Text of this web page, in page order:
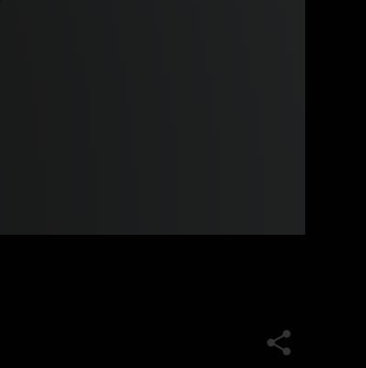
Compartir